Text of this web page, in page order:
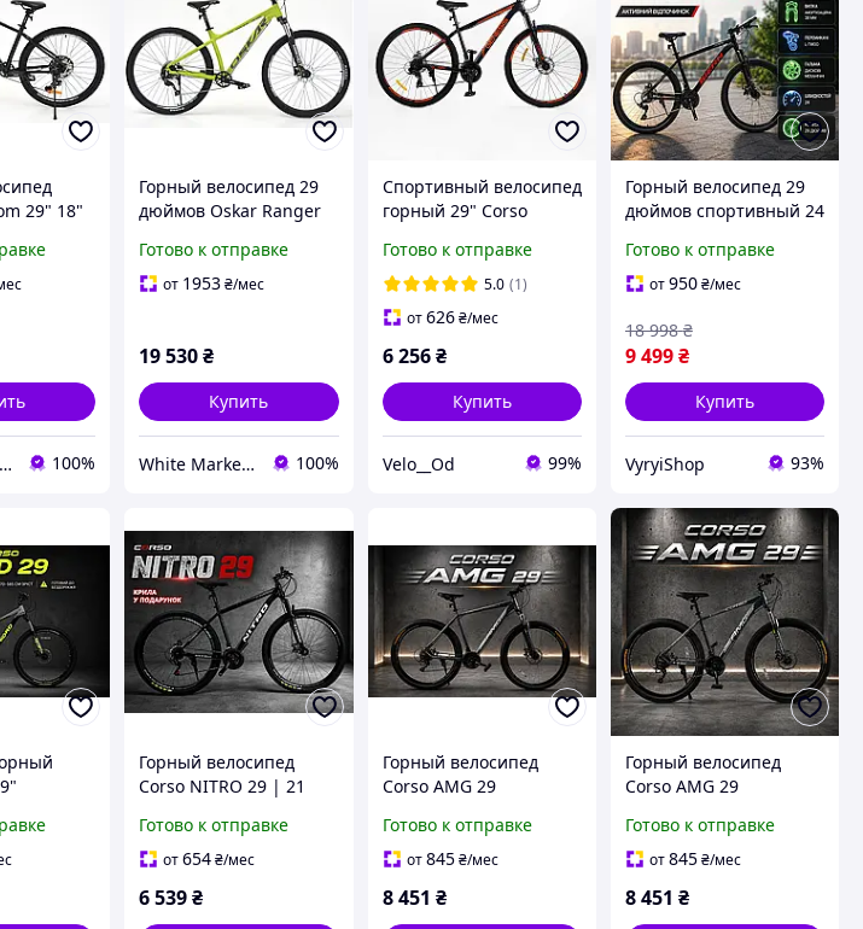
29" 18"
рама,
White Market - супермаркет корисних товарів 100%
Горный велосипед 29
дюймов Oskar Ranger
матовый,
алюминиевая рама, 9
тормоза
Готово к отправке
от 1953₴/мес
19 530₴
Купить
White Market - супермаркет корисних товарів 100%
Спортивный велосипед
горный 29" Corso
дисковые тормоза 21
скорость рост 155-170
см
Готово к отправке
5.0 (1)
от626 ₴/мес
6 256 ₴
Купить
Velo__Od 99%
Горный велосипед 29
дюймов спортивный 24
алюминиевой рамой
для города прогулок и
Готово к отправке
от950₴/мес
9 499₴
18 998 ₴
Купить
VyryiShop 93%
Горный велосипед
Corso NITRO 29 | 21
Колеса 29" |
Промподшипники
Готово к отправке
от654₴/мес
6 539₴
Горный велосипед
Corso AMG 29
21 скорость
промподшипники
Готово к отправке
от845 ₴/мес
8 451 ₴
Горный велосипед
Corso AMG 29
Tourney 21 скорость
промподшипники
Готово к отправке
от845₴/мес
8 451 ₴